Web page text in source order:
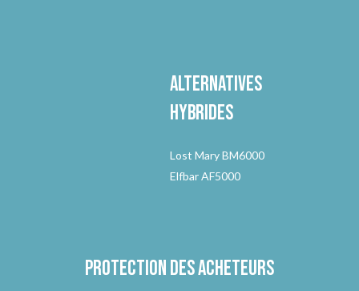
Alternatives
hybrides
Lost Mary BM6000
Elfbar AF5000
Protection des acheteurs